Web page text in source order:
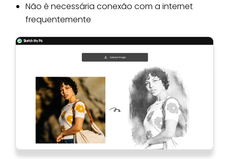
Não é necessária conexão com a internet
frequentemente